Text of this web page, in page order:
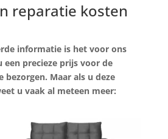
reparatie kosten
informatie is het voor ons
precieze prijs voor de
Maar als u deze
u vaak al meteen meer: